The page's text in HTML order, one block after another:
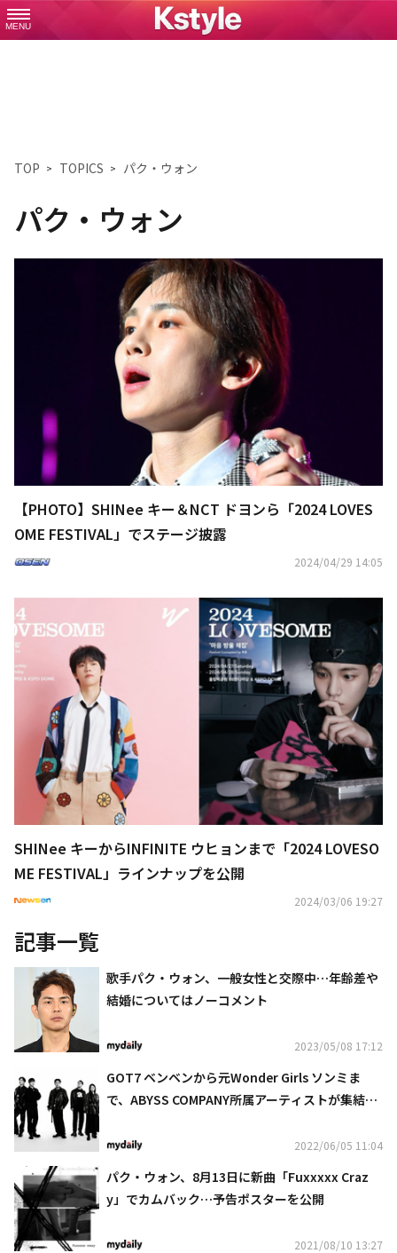
MENU
TOP TOPICS パク・ウォン
パク・ウォン
【PHOTO】SHINee キー＆NCT ドヨンら「2024 LOVES
OME FESTIVAL」でステージ披露
2024/04/29 14:05
SHINee キーからINFINITE ウヒョンまで「2024 LOVESO
ME FESTIVAL」ラインナップを公開
2024/03/06 19:27
記事一覧
歌手パク・ウォン、一般女性と交際中…年齢差や
結婚についてはノーコメント
2023/05/08 17:12
GOT7 ベンベンから元Wonder Girls ソンミま
で、ABYSS COMPANY所属アーティストが集結！
2022/06/05 11:04
パク・ウォン、8月13日に新曲「Fuxxxxx Craz
y」でカムバック…予告ポスターを公開
2021/08/10 13:27